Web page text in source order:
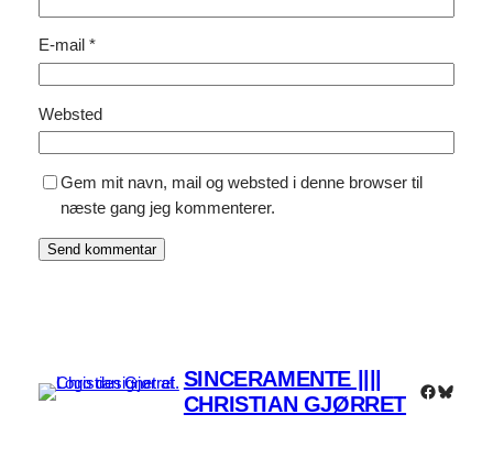
E-mail *
Websted
Gem mit navn, mail og websted i denne browser til
næste gang jeg kommenterer.
SINCERAMENTE ||||
CHRISTIAN GJØRRET